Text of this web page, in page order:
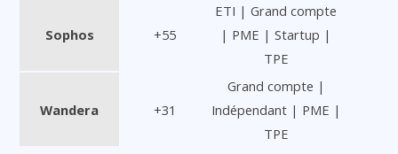
Sophos +55
ETI | Grand compte
| PME | Startup |
TPE
Wandera +31
Grand compte |
Indépendant | PME |
TPE